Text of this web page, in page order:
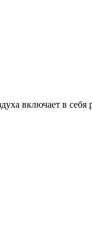
включает в